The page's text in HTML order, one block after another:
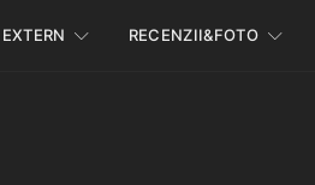
EXTERN RECENZII&FOTO